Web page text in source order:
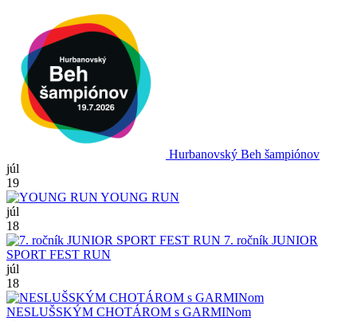
Hurbanovský Beh šampiónov
júl
19
YOUNG RUN
júl
18
7. ročník JUNIOR
SPORT FEST RUN
júl
18
NESLUŠSKÝM CHOTÁROM s GARMINom